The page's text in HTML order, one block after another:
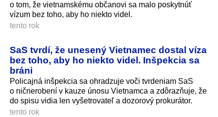
o tom, že vietnamskému občanovi sa malo poskytnúť
vízum bez toho, aby ho niekto videl.
tento rok
SaS tvrdí, že unesený Vietnamec dostal víza
bez toho, aby ho niekto videl. Inšpekcia sa
bráni
Policajná inšpekcia sa ohradzuje voči tvrdeniam SaS
o ničnerobení v kauze únosu Vietnamca a zdôrazňuje, že
do spisu vidia len vyšetrovateľ a dozorový prokurátor.
tento rok